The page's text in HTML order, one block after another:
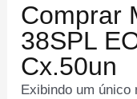
Comprar
38SPL
Cx.50un
Exibindo um único